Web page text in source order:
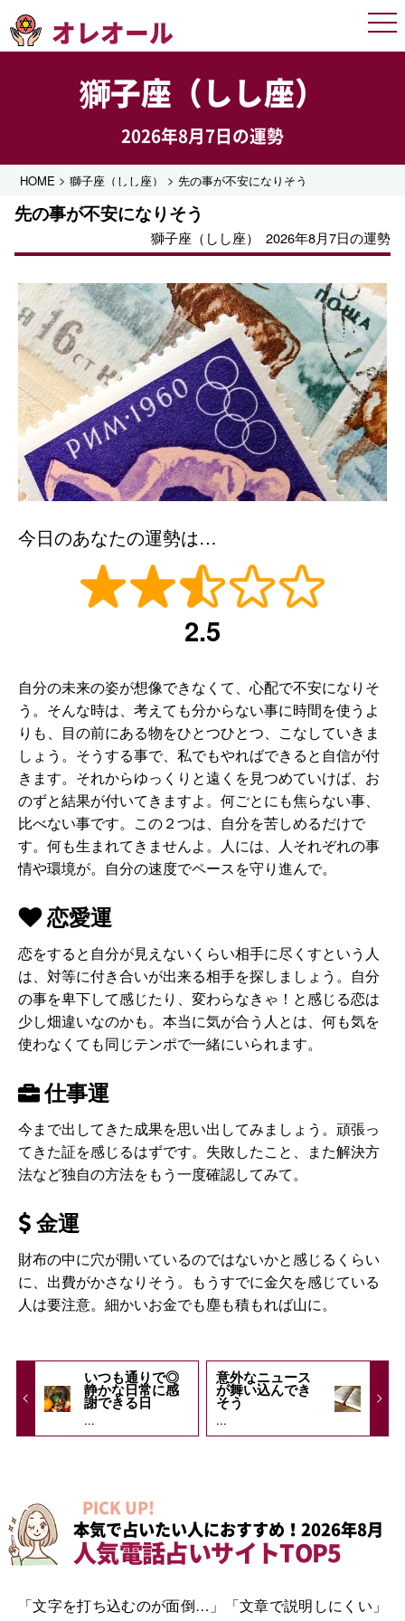
オレオール
獅子座（しし座）
2026年8月7日の運勢
HOME >獅子座（しし座） >先の事が不安になりそう
先の事が不安になりそう
獅子座（しし座） 2026年8月7日の運勢
今日のあなたの運勢は…
2.5
自分の未来の姿が想像できなくて、心配で不安になりそ
う。そんな時は、考えても分からない事に時間を使うよ
りも、目の前にある物をひとつひとつ、こなしていきま
しょう。そうする事で、私でもやればできると自信が付
きます。それからゆっくりと遠くを見つめていけば、お
のずと結果が付いてきますよ。何ごとにも焦らない事、
比べない事です。この２つは、自分を苦しめるだけで
す。何も生まれてきませんよ。人には、人それぞれの事
情や環境が。自分の速度でペースを守り進んで。
恋愛運
恋をすると自分が見えないくらい相手に尽くすという人
は、対等に付き合いが出来る相手を探しましょう。自分
の事を卑下して感じたり、変わらなきゃ！と感じる恋は
少し畑違いなのかも。本当に気が合う人とは、何も気を
使わなくても同じテンポで一緒にいられます。
仕事運
今まで出してきた成果を思い出してみましょう。頑張っ
てきた証を感じるはずです。失敗したこと、また解決方
法など独自の方法をもう一度確認してみて。
金運
財布の中に穴が開いているのではないかと感じるくらい
に、出費がかさなりそう。もうすでに金欠を感じている
人は要注意。細かいお金でも塵も積もれば山に。
いつも通りで◎
静かな日常に感
謝できる日
...
意外なニュース
が舞い込んでき
そう
...
PICK UP!
本気で占いたい人におすすめ！2026年8月
人気電話占いサイトTOP5
「文字を打ち込むのが面倒…」「文章で説明しにくい」